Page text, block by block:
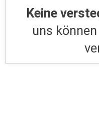
Keine
uns